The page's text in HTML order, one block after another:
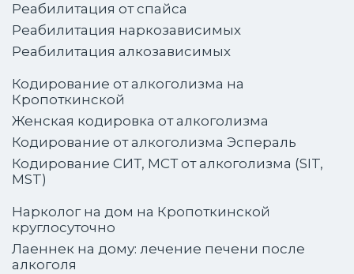
Реабилитация от спайса
Реабилитация наркозависимых
Реабилитация алкозависимых
Кодирование от алкоголизма на
Кропоткинской
Женская кодировка от алкоголизма
Кодирование от алкоголизма Эспераль
Кодирование СИТ, МСТ от алкоголизма (SIT,
MST)
Нарколог на дом на Кропоткинской
круглосуточно
Лаеннек на дому: лечение печени после
алкоголя